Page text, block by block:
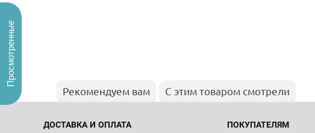
Рекомендуем вам С этим товаром смотрели
ДОСТАВКА И ОПЛАТА ПОКУПАТЕЛЯМ
Просмотренные